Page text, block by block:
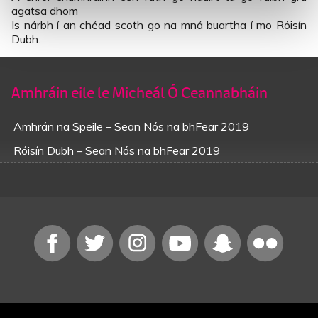
agatsa dhom
Is nárbh í an chéad scoth go na mná buartha í mo Róisín
Dubh.
Amhráin eile le Micheál Ó Ceannabháin
Amhrán na Speile – Sean Nós na bhFear 2019
Róisín Dubh – Sean Nós na bhFear 2019